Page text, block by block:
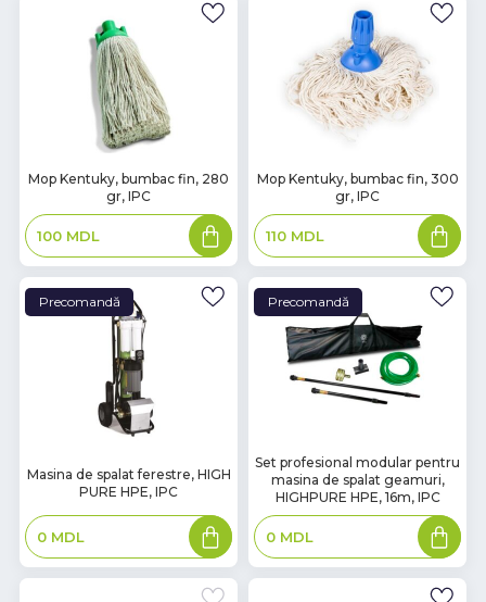
В
Mop Kentuky, bumbac fin, 280
gr, IPC
100 MDL
Adaugă
în
coș
В
Mop Kentuky, bumbac fin, 300
gr, IPC
110 MDL
Adaugă
în
coș
Precomandă
Masina de spalat ferestre, HIGH
PURE HPE, IPC
0 MDL
Adaugă
în
coș
Precomandă
Set profesional modular pentru
masina de spalat geamuri,
HIGHPURE HPE, 16m, IPC
0 MDL
Adaugă
în
coș